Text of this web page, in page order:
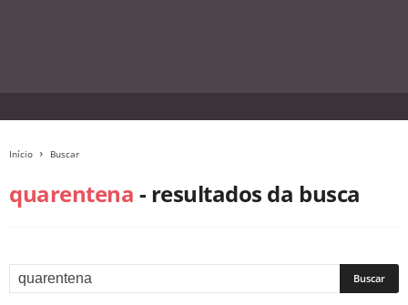
Início Buscar
quarentena - resultados da busca